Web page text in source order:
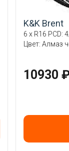
K&K Brent
6 x R16 PCD:
Цвет: Алмаз
10930